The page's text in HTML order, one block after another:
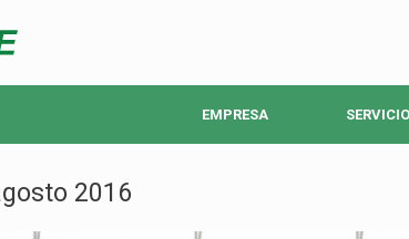
EMPRESA
2016